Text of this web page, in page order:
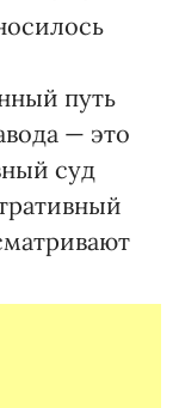
путь
— это
суд